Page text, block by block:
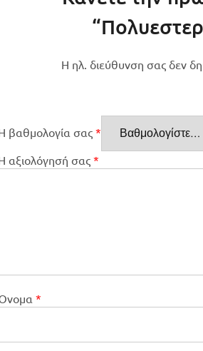
Η ηλ. διεύθυνση σας δεν
βαθμολογία σας *
αξιολόγησή σας *
*